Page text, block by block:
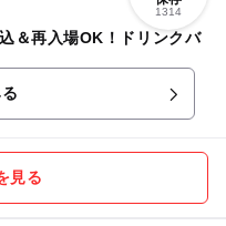
1314
＆再入場OK！ドリンクバ
見る